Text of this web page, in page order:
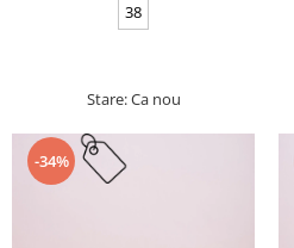
38
Stare: Ca nou
-34%